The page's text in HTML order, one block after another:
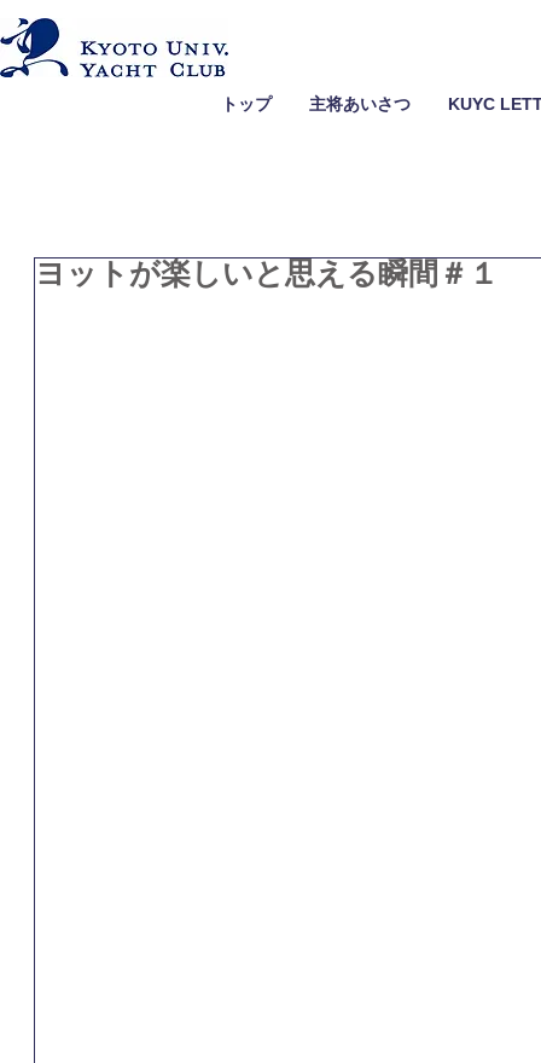
トップ 主将あいさつ KUYC
ヨットが楽しいと思える瞬間＃１